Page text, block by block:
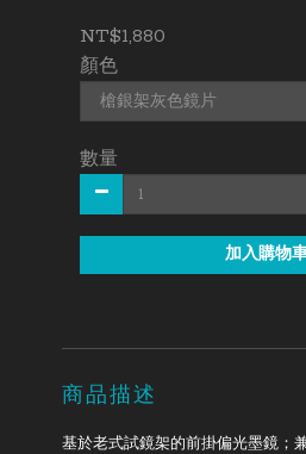
NT$1,880
顏色
數量
加入購物
商品描述
基於老式試鏡架的前掛偏光墨鏡；